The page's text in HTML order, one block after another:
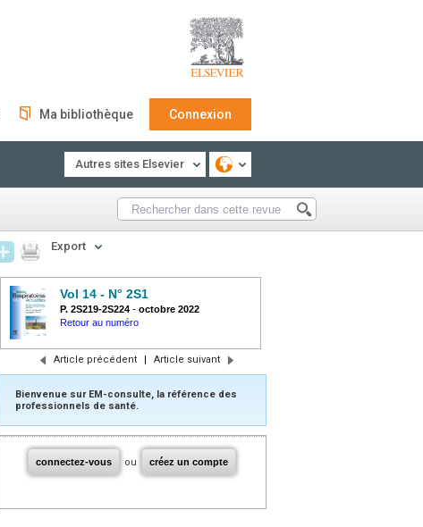
Ma bibliothèque Connexion
Autres sites Elsevier
Export
Vol 14 - N° 2S1
P. 2S219-2S224 - octobre 2022
Retour au numéro
Article précédent | Article suivant
Bienvenue sur EM-consulte, la référence des
professionnels de santé.
connectez-vous ou créez un compte